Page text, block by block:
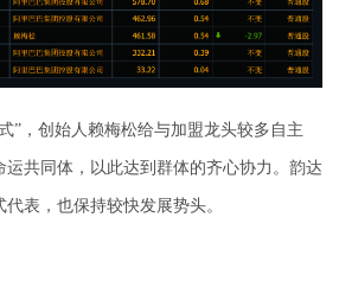
”，创始人赖梅松给与加盟龙头较多自主
共同体，以此达到群体的齐心协力。韵达
表，也保持较快发展势头。